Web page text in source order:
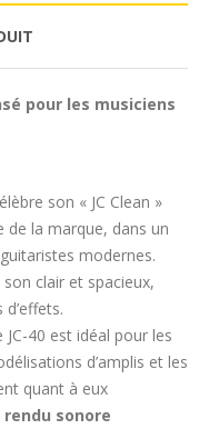
pour les musiciens
son « JC Clean »
de la marque, dans un
modernes.
son clair et spacieux,
JC-40 est idéal pour les
d’amplis et les
quant à eux
sonore